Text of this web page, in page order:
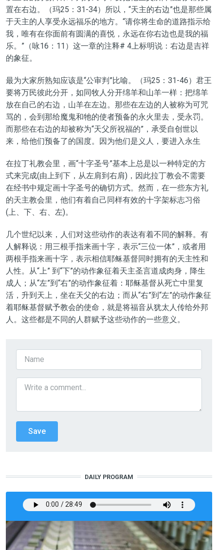
置在右边。（玛25：31-34）所以，“天主的右边”也是那些属
于天主的人享受永远福乐的地方。“请你将生命的道路指示给
我，唯有在你面前有圆满的喜悦，永远在你右边也是我的福
乐。”（咏16：11）这一章的注释# 4上标明说：右边是吉祥
的象征。
最为大家所熟知应该是“公审判”比喻。（玛25：31-46）君王
要将万民彼此分开，如同牧人分开绵羊和山羊一样：把绵羊
放在自己的右边，山羊在左边。那些在左边的人被称为可咒
骂的，会到那给魔鬼和牠的使者预备的永火里去，受永罚。
而那些在右边的却被称为“天父所祝福的”，承受自创世以
来，给他们预备了的国度。因为他们是义人，要进入永生
在拉丁礼教会里，画“十字圣号”基本上总是以一种特定的方
式来完成(由上到下，从左肩到右肩)，因此拉丁教会不需要
在经书中规定画十字圣号的确切方式。然而，在一些东方礼
的天主教会里，他们有着自己同样有效的十字架标志习俗
(上、下、右、左)。
几个世纪以来，人们对这些动作的表达有着不同的解释。有
人解释说：用三根手指来画十字，表示“三位一体”，或者用
两根手指来画十字，表示相信耶稣基督同时拥有的天主性和
人性。从“上” 到“下”的动作象征着天主圣言道成肉身，降生
成人；从“左”到“右”的动作象征着：耶稣基督从死亡中里复
活，升到天上，坐在天父的右边；而从“右”到“左”的动作象征
着耶稣基督赋予教会的使命，就是将福音从犹太人传给外邦
人。这些都是不同的人群赋予这些动作的一些意义。
DAILY PROGRAM